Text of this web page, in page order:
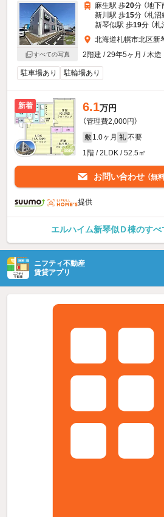
すべての写真
麻生駅 歩20分 （地下
新川駅 歩15分 （札沼
新琴似駅 歩19分 （札
北海道札幌市北区新
2階建 / 29年5ヶ月 / 木造
駐車場あり 駐輪場あり
新着 6.1万円
（管理費2,000円）
敷 1.0ヶ月 礼 不要
1階 / 2LDK / 52.5㎡
お問い合わせ （無料
提供
エルハイム新琴似Ｄ棟のす
ニフティ不動産
賃貸アプリ